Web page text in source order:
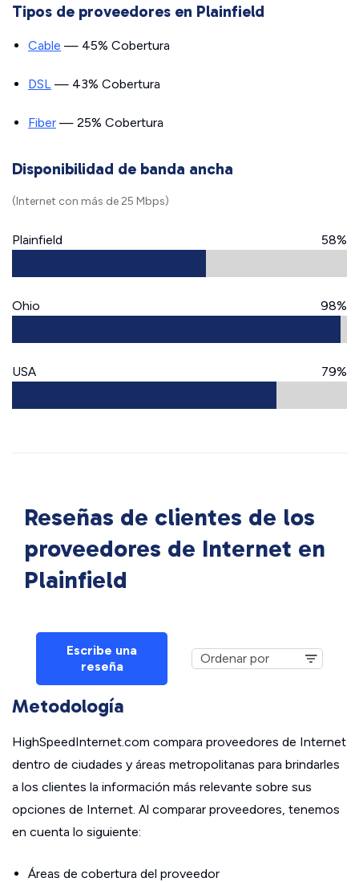
Tipos de proveedores en Plainfield
Cable — 45% Cobertura
DSL — 43% Cobertura
Fiber — 25% Cobertura
Disponibilidad de banda ancha
(Internet con más de 25 Mbps)
Plainfield 58%
Ohio 98%
USA 79%
Reseñas de clientes de los
proveedores de Internet en
Plainfield
Escribe una
reseña
Metodología
HighSpeedInternet.com compara proveedores de Internet
dentro de ciudades y áreas metropolitanas para brindarles
a los clientes la información más relevante sobre sus
opciones de Internet. Al comparar proveedores, tenemos
en cuenta lo siguiente:
Áreas de cobertura del proveedor